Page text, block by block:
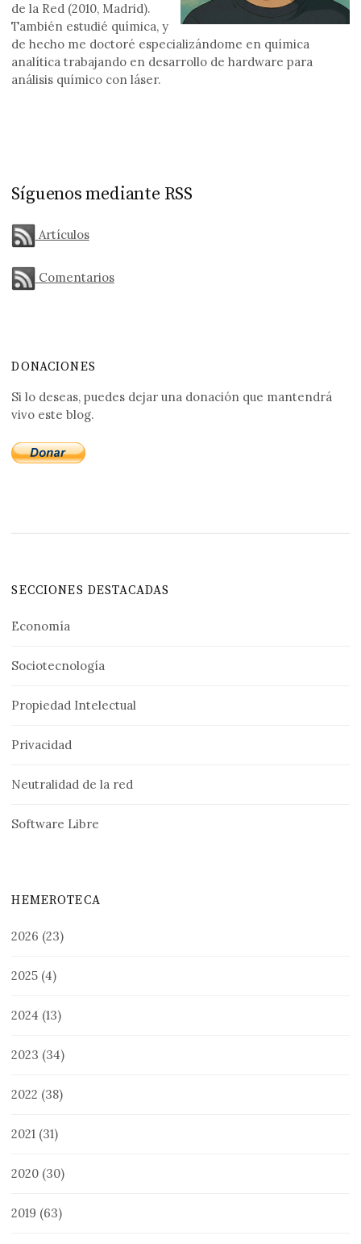
de la Red (2010, Madrid).
También estudié química, y
de hecho me doctoré especializándome en química
analítica trabajando en desarrollo de hardware para
análisis químico con láser.
Síguenos mediante RSS
Artículos
Comentarios
DONACIONES
Si lo deseas, puedes dejar una donación que mantendrá
vivo este blog.
SECCIONES DESTACADAS
Economía
Sociotecnología
Propiedad Intelectual
Privacidad
Neutralidad de la red
Software Libre
HEMEROTECA
2026 (23)
2025 (4)
2024 (13)
2023 (34)
2022 (38)
2021 (31)
2020 (30)
2019 (63)